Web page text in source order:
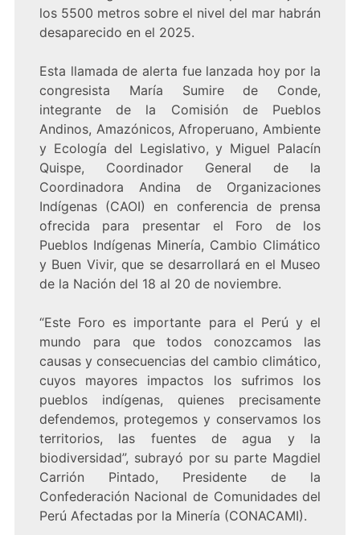
los 5500 metros sobre el nivel del mar habrán
desaparecido en el 2025.
Esta llamada de alerta fue lanzada hoy por la
congresista María Sumire de Conde,
integrante de la Comisión de Pueblos
Andinos, Amazónicos, Afroperuano, Ambiente
y Ecología del Legislativo, y Miguel Palacín
Quispe, Coordinador General de la
Coordinadora Andina de Organizaciones
Indígenas (CAOI) en conferencia de prensa
ofrecida para presentar el Foro de los
Pueblos Indígenas Minería, Cambio Climático
y Buen Vivir, que se desarrollará en el Museo
de la Nación del 18 al 20 de noviembre.
“Este Foro es importante para el Perú y el
mundo para que todos conozcamos las
causas y consecuencias del cambio climático,
cuyos mayores impactos los sufrimos los
pueblos indígenas, quienes precisamente
defendemos, protegemos y conservamos los
territorios, las fuentes de agua y la
biodiversidad”, subrayó por su parte Magdiel
Carrión Pintado, Presidente de la
Confederación Nacional de Comunidades del
Perú Afectadas por la Minería (CONACAMI).